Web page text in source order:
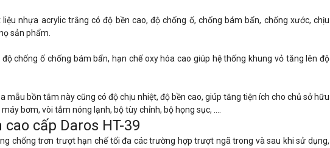
nhựa acrylic trắng có độ bền cao, độ chống ố, chống bám bẩn, chống xước, chịu
sản phẩm.
chống ố chống bám bẩn, hạn chế oxy hóa cao giúp hệ thống khung vỏ tăng lên độ
mẫu bồn tắm này cũng có độ chịu nhiệt, độ bền cao, giúp tăng tiện ích cho chủ sở hữu
bơm, vòi tắm nóng lạnh, bộ tùy chỉnh, bộ họng sục, ....
cấp Daros HT-39
chống trơn trượt hạn chế tối đa các trường hợp trượt ngã trong và sau khi sử dụng,